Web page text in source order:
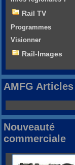
Rail TV
Programmes
Visionner
Rail-Images
AMFG Articles
Nouveauté
commerciale